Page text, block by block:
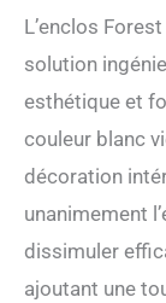
L’enclos
solution
esthétique et
couleur blanc
décoration
unanimement
dissimuler
ajoutant une